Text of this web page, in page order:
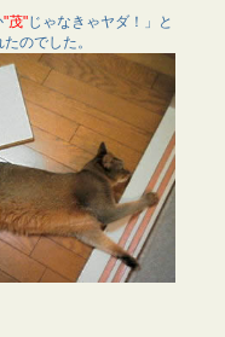
"茂"じゃなきゃヤダ！」と
のでした。